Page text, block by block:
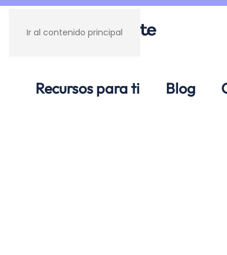
Ir al contenido principal
Recursos para ti Blog